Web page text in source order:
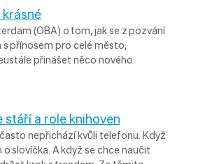
krásné
(OBA) o tom, jak se z pozvání
přínosem pro celé město,
přinášet něco nového.
stáří a role knihoven
nepřichází kvůli telefonu. Když
slovíčka. A když se chce naučit